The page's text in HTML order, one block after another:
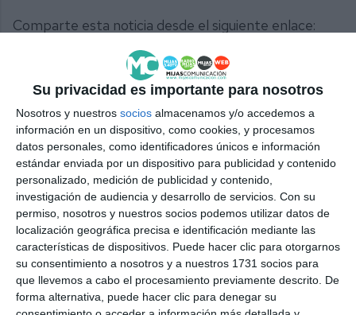
Su privacidad es importante para nosotros
Nosotros y nuestros socios almacenamos y/o accedemos a
información en un dispositivo, como cookies, y procesamos
datos personales, como identificadores únicos e información
estándar enviada por un dispositivo para publicidad y contenido
personalizado, medición de publicidad y contenido,
investigación de audiencia y desarrollo de servicios. Con su
permiso, nosotros y nuestros socios podemos utilizar datos de
localización geográfica precisa e identificación mediante las
características de dispositivos. Puede hacer clic para otorgarnos
su consentimiento a nosotros y a nuestros 1731 socios para
que llevemos a cabo el procesamiento previamente descrito. De
forma alternativa, puede hacer clic para denegar su
Comparte esta noticia desde el siguiente enlace:
https://mijascom.com/?a=38734
INCENDIO FALLECIMENTO MUJERES CALLE TULIPÁN
LAS LAGUNAS MIJAS